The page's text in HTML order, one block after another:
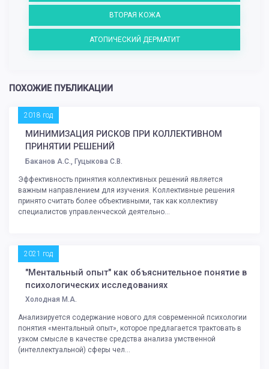
ВТОРАЯ КОЖА
АТОПИЧЕСКИЙ ДЕРМАТИТ
ПОХОЖИЕ ПУБЛИКАЦИИ
2018 год
МИНИМИЗАЦИЯ РИСКОВ ПРИ КОЛЛЕКТИВНОМ
ПРИНЯТИИ РЕШЕНИЙ
Баканов А.С., Гуцыкова С.В.
Эффективность принятия коллективных решений является
важным направлением для изучения. Коллективные решения
принято считать более объективными, так как коллективу
специалистов управленческой деятельно...
2021 год
"Ментальный опыт" как объяснительное понятие в
психологических исследованиях
Холодная М.А.
Анализируется содержание нового для современной психологии
понятия «ментальный опыт», которое предлагается трактовать в
узком смысле в качестве средства анализа умственной
(интеллектуальной) сферы чел...